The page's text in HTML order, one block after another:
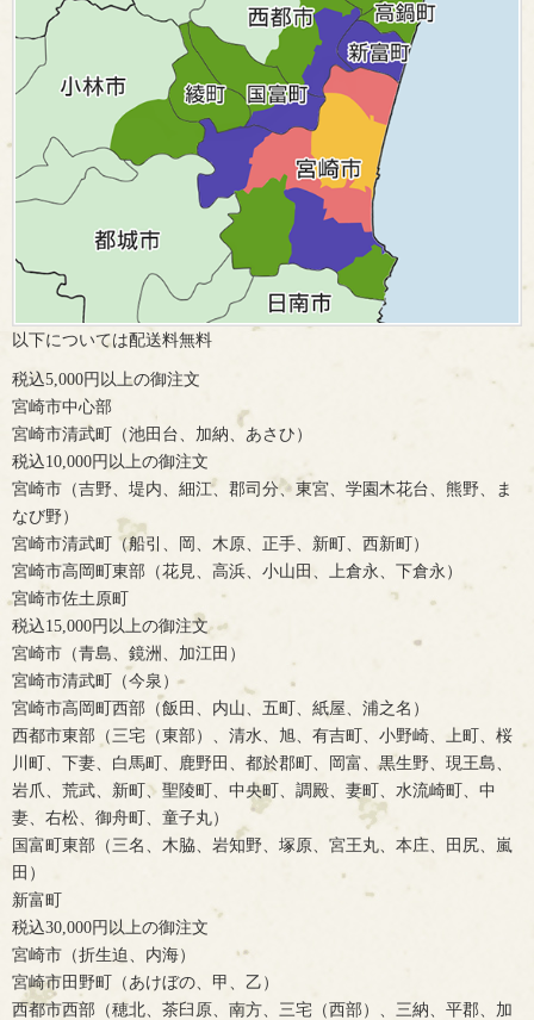
以下については配送料無料
税込5,000円以上の御注文
宮崎市中心部
宮崎市清武町（池田台、加納、あさひ）
税込10,000円以上の御注文
宮崎市（吉野、堤内、細江、郡司分、東宮、学園木花台、熊野、ま
なび野）
宮崎市清武町（船引、岡、木原、正手、新町、西新町）
宮崎市高岡町東部（花見、高浜、小山田、上倉永、下倉永）
宮崎市佐土原町
税込15,000円以上の御注文
宮崎市（青島、鏡洲、加江田）
宮崎市清武町（今泉）
宮崎市高岡町西部（飯田、内山、五町、紙屋、浦之名）
西都市東部（三宅（東部）、清水、旭、有吉町、小野崎、上町、桜
川町、下妻、白馬町、鹿野田、都於郡町、岡富、黒生野、現王島、
岩爪、荒武、新町、聖陵町、中央町、調殿、妻町、水流崎町、中
妻、右松、御舟町、童子丸）
国富町東部（三名、木脇、岩知野、塚原、宮王丸、本庄、田尻、嵐
田）
新富町
税込30,000円以上の御注文
宮崎市（折生迫、内海）
宮崎市田野町（あけぼの、甲、乙）
西都市西部（穂北、茶臼原、南方、三宅（西部）、三納、平郡、加